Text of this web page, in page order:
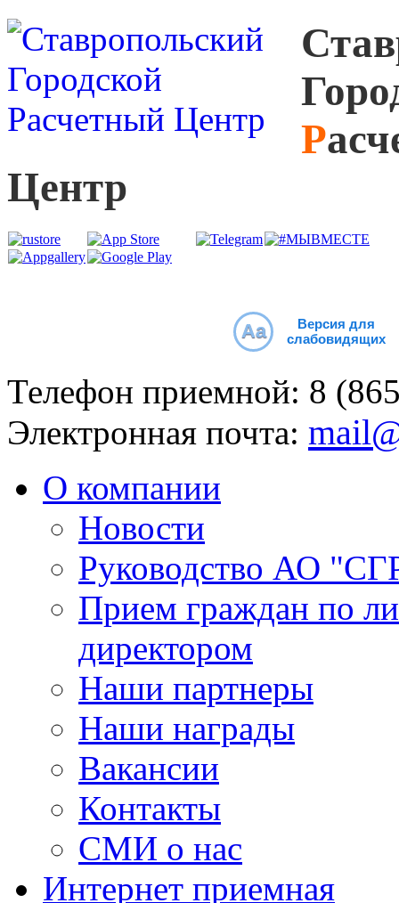
С
Г
Р
Центр
Aa
Версия для
слабовидящих
Телефон приемной: 8
Электронная почта:
О компании
Новости
Руководство АО
Прием граждан по
директором
Наши партнеры
Наши награды
Вакансии
Контакты
СМИ о нас
Интернет приемная